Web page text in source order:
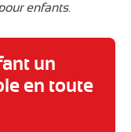
enfants.
un
en toute